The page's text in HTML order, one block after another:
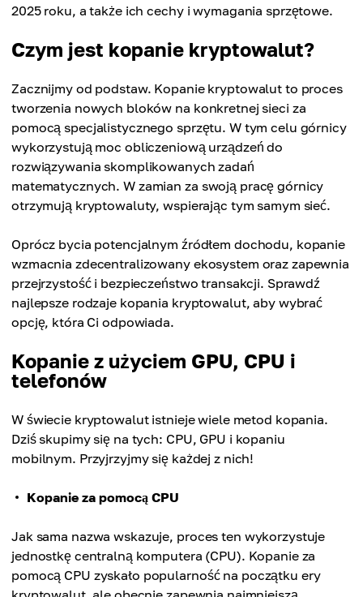
2025 roku, a także ich cechy i wymagania sprzętowe.
Czym jest kopanie kryptowalut?
Zacznijmy od podstaw. Kopanie kryptowalut to proces
tworzenia nowych bloków na konkretnej sieci za
pomocą specjalistycznego sprzętu. W tym celu górnicy
wykorzystują moc obliczeniową urządzeń do
rozwiązywania skomplikowanych zadań
matematycznych. W zamian za swoją pracę górnicy
otrzymują kryptowaluty, wspierając tym samym sieć.
Oprócz bycia potencjalnym źródłem dochodu, kopanie
wzmacnia zdecentralizowany ekosystem oraz zapewnia
przejrzystość i bezpieczeństwo transakcji. Sprawdź
najlepsze rodzaje kopania kryptowalut, aby wybrać
opcję, która Ci odpowiada.
Kopanie z użyciem GPU, CPU i
telefonów
W świecie kryptowalut istnieje wiele metod kopania.
Dziś skupimy się na tych: CPU, GPU i kopaniu
mobilnym. Przyjrzyjmy się każdej z nich!
Kopanie za pomocą CPU
Jak sama nazwa wskazuje, proces ten wykorzystuje
jednostkę centralną komputera (CPU). Kopanie za
pomocą CPU zyskało popularność na początku ery